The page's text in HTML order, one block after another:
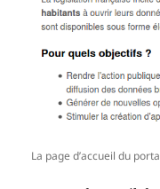
La page d’accueil du